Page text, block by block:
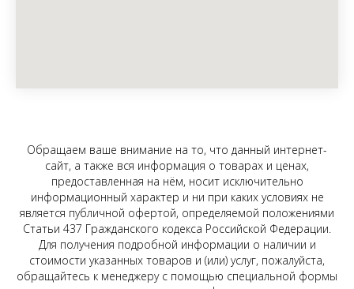
Обращаем ваше внимание на то, что данный интернет-
сайт, а также вся информация о товарах и ценах,
предоставленная на нём, носит исключительно
информационный характер и ни при каких условиях не
является публичной офертой, определяемой положениями
Статьи 437 Гражданского кодекса Российской Федерации.
Для получения подробной информации о наличии и
стоимости указанных товаров и (или) услуг, пожалуйста,
обращайтесь к менеджеру с помощью специальной формы